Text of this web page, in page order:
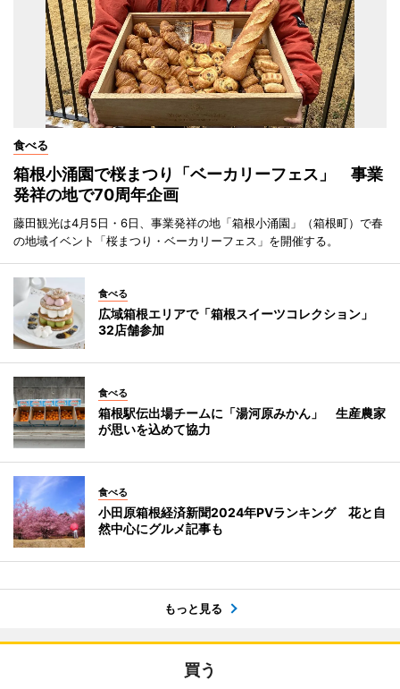
食べる
箱根小涌園で桜まつり「ベーカリーフェス」 事業
発祥の地で70周年企画
藤田観光は4月5日・6日、事業発祥の地「箱根小涌園」（箱根町）で春
の地域イベント「桜まつり・ベーカリーフェス」を開催する。
食べる
広域箱根エリアで「箱根スイーツコレクション」
32店舗参加
食べる
箱根駅伝出場チームに「湯河原みかん」 生産農家
が思いを込めて協力
食べる
小田原箱根経済新聞2024年PVランキング 花と自
然中心にグルメ記事も
もっと見る
買う